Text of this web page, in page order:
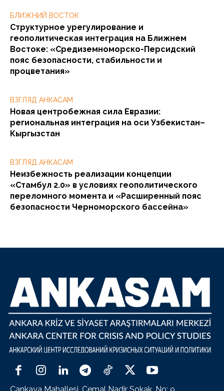
БЛИЖНИЙ ВОСТОК
Структурное урегулирование и
геополитическая интеграция на Ближнем
Востоке: «Средиземноморско-Персидский
пояс безопасности, стабильности и
процветания»
ВЗГЛЯД АНКАСАМ
Новая центробежная сила Евразии:
региональная интеграция на оси Узбекистан–
Кыргызстан
ВЗГЛЯД АНКАСАМ
Неизбежность реализации концепции
«Стамбул 2.0» в условиях геополитического
переломного момента и «Расширенный пояс
безопасности Черноморского бассейна»
Çankaya Mahallesi, Cemal Nadir Sokak, No: 9,